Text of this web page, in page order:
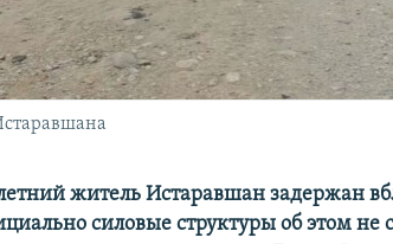
житель Истаравшан задержан
силовые структуры об этом